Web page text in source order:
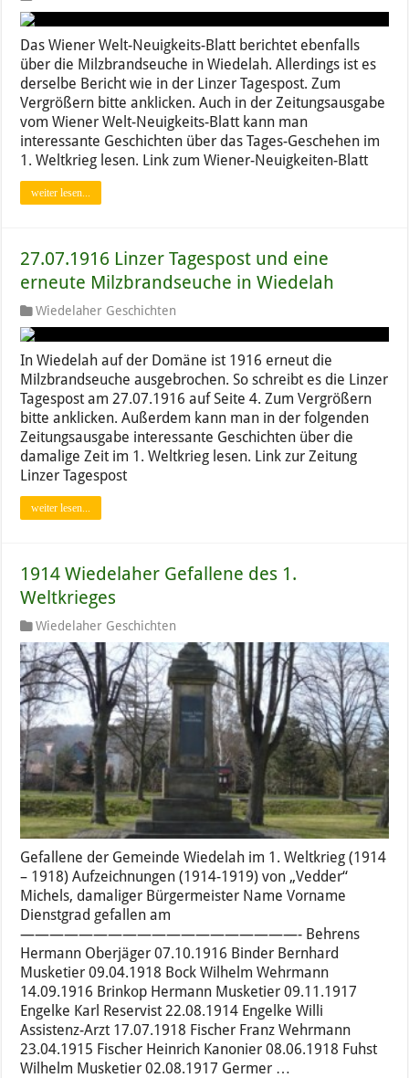
Das Wiener Welt-Neuigkeits-Blatt berichtet ebenfalls
über die Milzbrandseuche in Wiedelah. Allerdings ist es
derselbe Bericht wie in der Linzer Tagespost. Zum
Vergrößern bitte anklicken. Auch in der Zeitungsausgabe
vom Wiener Welt-Neuigkeits-Blatt kann man
interessante Geschichten über das Tages-Geschehen im
1. Weltkrieg lesen. Link zum Wiener-Neuigkeiten-Blatt
weiter lesen...
27.07.1916 Linzer Tagespost und eine
erneute Milzbrandseuche in Wiedelah
Wiedelaher Geschichten
In Wiedelah auf der Domäne ist 1916 erneut die
Milzbrandseuche ausgebrochen. So schreibt es die Linzer
Tagespost am 27.07.1916 auf Seite 4. Zum Vergrößern
bitte anklicken. Außerdem kann man in der folgenden
Zeitungsausgabe interessante Geschichten über die
damalige Zeit im 1. Weltkrieg lesen. Link zur Zeitung
Linzer Tagespost
weiter lesen...
1914 Wiedelaher Gefallene des 1.
Weltkrieges
Wiedelaher Geschichten
Gefallene der Gemeinde Wiedelah im 1. Weltkrieg (1914
– 1918) Aufzeichnungen (1914-1919) von „Vedder“
Michels, damaliger Bürgermeister Name Vorname
Dienstgrad gefallen am
———————————————————- Behrens
Hermann Oberjäger 07.10.1916 Binder Bernhard
Musketier 09.04.1918 Bock Wilhelm Wehrmann
14.09.1916 Brinkop Hermann Musketier 09.11.1917
Engelke Karl Reservist 22.08.1914 Engelke Willi
Assistenz-Arzt 17.07.1918 Fischer Franz Wehrmann
23.04.1915 Fischer Heinrich Kanonier 08.06.1918 Fuhst
Wilhelm Musketier 02.08.1917 Germer …